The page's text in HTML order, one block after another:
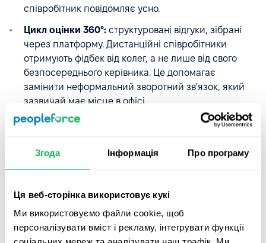
Згода Інформація Про програму
Ця веб-сторінка використовує кукі
Ми використовуємо файли cookie, щоб
персоналізувати вміст і рекламу, інтегрувати функції
співробітник повідомляє усно.
Цикл оцінки 360°: структуровані відгуки, зібрані
через платформу. Дистанційні співробітники
отримують фідбек від колег, а не лише від свого
безпосереднього керівника. Це допомагає
замінити неформальний зворотний зв'язок, який
зазвичай має місце в офісі.
Публічна відзнака досягнень.
Будь-який
видиму всій команді. Результат, про який згадали
там, де його бачать усі.
Деякі клієнти PeopleForce планують